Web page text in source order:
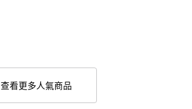
查看更多人氣商品